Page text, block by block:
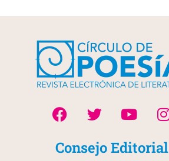
Consejo Editorial